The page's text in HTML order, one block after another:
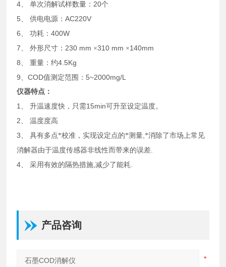
4、单次消解试样数量： 20个
5、供电电源：AC220V
6、功耗 ：400W
7、外形尺寸： 230 mm ×310 mm ×140mm
8、重量：约4.5Kg
9 、COD值测定范围：5~2000mg/L
仪器特点：
1、 升温速度快，只需15min可升至设定温度。
2、温度度高
3、具有多点*校准，实现设定点的*测量 *消除了市场上常见
消解器由于温度传感器非线性而带来的误差
4、采用有效的隔热措施 ,减少了能耗
产品咨询